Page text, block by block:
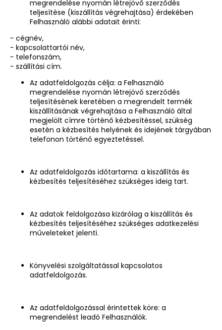
megrendelése nyomán létrejövő szerződés
teljesítése (kiszállítás végrehajtása) érdekében
Felhasználó alábbi adatait érinti:
- cégnév,
- kapcsolattartói név,
- telefonszám,
- szállítási cím.
Az adatfeldolgozás célja: a Felhasználó
megrendelése nyomán létrejövő szerződés
teljesítésének keretében a megrendelt termék
kiszállításának végrehajtása a Felhasználó által
megjelölt címre történő kézbesítéssel, szükség
esetén a kézbesítés helyének és idejének tárgyában
telefonon történő egyeztetéssel.
Az adatfeldolgozás időtartama: a kiszállítás és
kézbesítés teljesítéséhez szükséges ideig tart.
Az adatok feldolgozása kizárólag a kiszállítás és
kézbesítés teljesítéséhez szükséges adatkezelési
műveleteket jelenti.
Könyvelési szolgáltatással kapcsolatos
adatfeldolgozás.
Az adatfeldolgozással érintettek köre: a
megrendelést leadó Felhasználók.